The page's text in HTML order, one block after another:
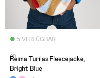
5 VERFÜGBAR
(1)
Reima Turilas Fleecejacke,
Bright Blue